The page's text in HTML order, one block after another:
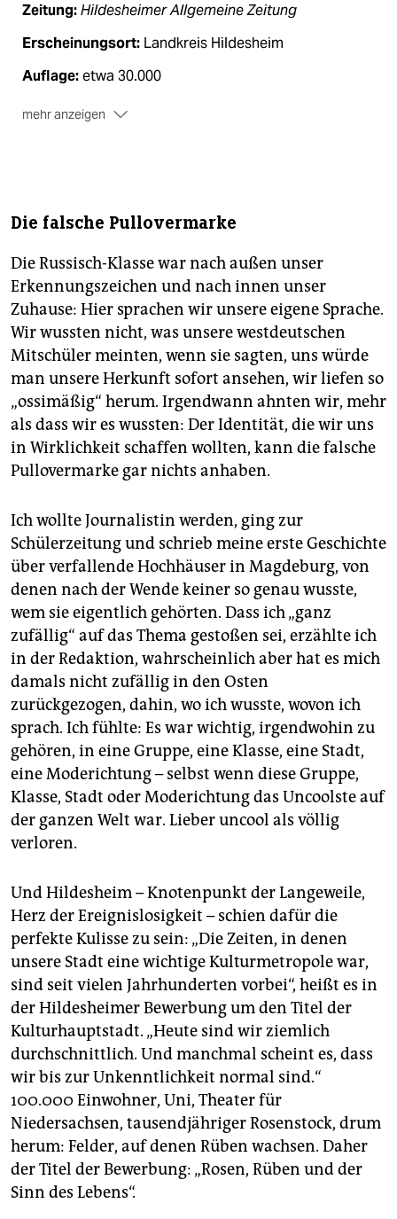
Zeitung:Hildesheimer Allgemeine Zeitung
Erscheinungsort: Landkreis Hildesheim
Auflage:etwa 30.000
mehr anzeigen
und Ländliches drum herum
Wohin fahren die Menschen, wenn sie etwas erleben
wollen?Jazzclub, Kulturfabrik, Theater, das gibt es in
Hildesheim, Open-Air-Konzerte oder Volksfeste in
Hannover
Autokennzeichen:HI
„Denk ich an Deutschland im Jahr 2020, dann“…
fallen mir mehr Reportagethemen ein als je zuvor. Die
Dringlichkeit des guten Erzählens ist umso höher, je
offensichtlicher die Meinung die Fakten dominieren
will.
Die falsche Pullovermarke
Die Russisch-Klasse war nach außen unser
Erkennungszeichen und nach innen unser
Zuhause: Hier sprachen wir unsere eigene Sprache.
Wir wussten nicht, was unsere westdeutschen
Mitschüler meinten, wenn sie sagten, uns würde
man unsere Herkunft sofort ansehen, wir liefen so
„ossimäßig“ herum. Irgendwann ahnten wir, mehr
als dass wir es wussten: Der Identität, die wir uns
in Wirklichkeit schaffen wollten, kann die falsche
Pullovermarke gar nichts anhaben.
Ich wollte Journalistin werden, ging zur
Schülerzeitung und schrieb meine erste Geschichte
über verfallende Hochhäuser in Magdeburg, von
denen nach der Wende keiner so genau wusste,
wem sie eigentlich gehörten. Dass ich „ganz
zufällig“ auf das Thema gestoßen sei, erzählte ich
in der Redaktion, wahrscheinlich aber hat es mich
damals nicht zufällig in den Osten
zurückgezogen, dahin, wo ich wusste, wovon ich
sprach. Ich fühlte: Es war wichtig, irgendwohin zu
gehören, in eine Gruppe, eine Klasse, eine Stadt,
eine Moderichtung – selbst wenn diese Gruppe,
Klasse, Stadt oder Moderichtung das Uncoolste auf
der ganzen Welt war. Lieber uncool als völlig
verloren.
Und Hildesheim – Knotenpunkt der Langeweile,
Herz der Ereignislosigkeit – schien dafür die
perfekte Kulisse zu sein: „Die Zeiten, in denen
unsere Stadt eine wichtige Kulturmetropole war,
sind seit vielen Jahrhunderten vorbei“, heißt es in
der Hildesheimer Bewerbung um den Titel der
Kulturhauptstadt. „Heute sind wir ziemlich
durchschnittlich. Und manchmal scheint es, dass
wir bis zur Unkenntlichkeit normal sind.“
100.000 Einwohner, Uni, Theater für
Niedersachsen, tausendjähriger Rosenstock, drum
herum: Felder, auf denen Rüben wachsen. Daher
der Titel der Bewerbung: „Rosen, Rüben und der
Sinn des Lebens“.